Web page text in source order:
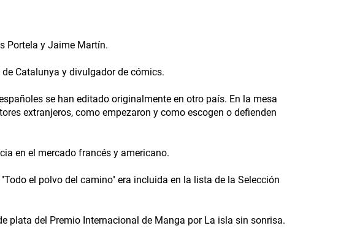
Portela y Jaime Martín.
Catalunya y divulgador de cómics.
se han editado originalmente en otro país. En la mesa
extranjeros, como empezaron y como escogen o defienden
en el mercado francés y americano.
el polvo del camino" era incluida en la lista de la Selección
plata del Premio Internacional de Manga por La isla sin sonrisa.